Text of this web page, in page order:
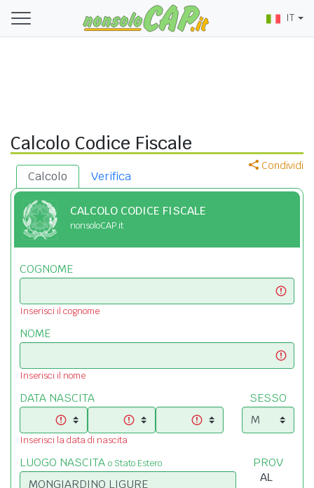
IT
Calcolo Codice Fiscale
Condividi
Calcolo Verifica
CALCOLO CODICE FISCALE
nonsoloCAP.it
COGNOME
Inserisci il cognome
NOME
Inserisci il nome
DATA NASCITA
Inserisci la data di nascita
SESSO
LUOGO NASCITA o Stato Estero PROV